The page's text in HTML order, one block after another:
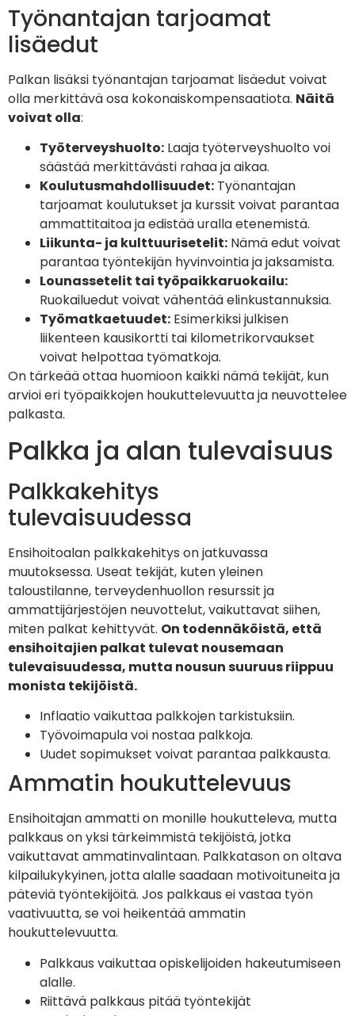
Työnantajan tarjoamat
lisäedut
Palkan lisäksi työnantajan tarjoamat lisäedut voivat
olla merkittävä osa kokonaiskompensaatiota. Näitä
voivat olla:
Työterveyshuolto: Laaja työterveyshuolto voi
säästää merkittävästi rahaa ja aikaa.
Koulutusmahdollisuudet: Työnantajan
tarjoamat koulutukset ja kurssit voivat parantaa
ammattitaitoa ja edistää uralla etenemistä.
Liikunta- ja kulttuurisetelit: Nämä edut voivat
parantaa työntekijän hyvinvointia ja jaksamista.
Lounassetelit tai työpaikkaruokailu:
Ruokailuedut voivat vähentää elinkustannuksia.
Työmatkaetuudet: Esimerkiksi julkisen
liikenteen kausikortti tai kilometrikorvaukset
voivat helpottaa työmatkoja.
On tärkeää ottaa huomioon kaikki nämä tekijät, kun
arvioi eri työpaikkojen houkuttelevuutta ja neuvottelee
palkasta.
Palkka ja alan tulevaisuus
Palkkakehitys
tulevaisuudessa
Ensihoitoalan palkkakehitys on jatkuvassa
muutoksessa. Useat tekijät, kuten yleinen
taloustilanne, terveydenhuollon resurssit ja
ammattijärjestöjen neuvottelut, vaikuttavat siihen,
miten palkat kehittyvät. On todennäköistä, että
ensihoitajien palkat tulevat nousemaan
tulevaisuudessa, mutta nousun suuruus riippuu
monista tekijöistä.
Inflaatio vaikuttaa palkkojen tarkistuksiin.
Työvoimapula voi nostaa palkkoja.
Uudet sopimukset voivat parantaa palkkausta.
Ammatin houkuttelevuus
Ensihoitajan ammatti on monille houkutteleva, mutta
palkkaus on yksi tärkeimmistä tekijöistä, jotka
vaikuttavat ammatinvalintaan. Palkkatason on oltava
kilpailukykyinen, jotta alalle saadaan motivoituneita ja
päteviä työntekijöitä. Jos palkkaus ei vastaa työn
vaativuutta, se voi heikentää ammatin
houkuttelevuutta.
Palkkaus vaikuttaa opiskelijoiden hakeutumiseen
alalle.
Riittävä palkkaus pitää työntekijät